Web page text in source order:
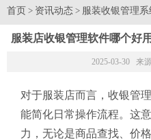
首页 > 资讯动态 > 服装收银管理系
服装店收银管理软件哪个好
2025-03-30 来
对于服装店而言，收银管
能简化日常操作流程。这
力，无论是商品查找、价